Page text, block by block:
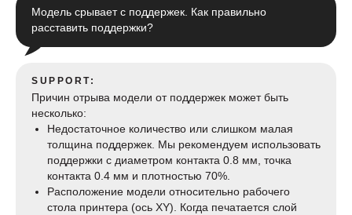
Модель срывает с поддержек. Как правильно
расставить поддержки?
SUPPORT:
Причин отрыва модели от поддержек может быть
несколько:
Недостаточное количество или слишком малая
толщина поддержек. Мы рекомендуем использовать
поддержки с диаметром контакта 0.8 мм, точка
контакта 0.4 мм и плотностью 70%.
Расположение модели относительно рабочего
стола принтера (ось XY). Когда печатается слой